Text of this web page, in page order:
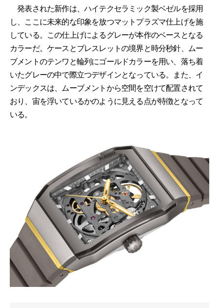
発表された新作は、ハイテクセラミック製ベゼルを採用
し、ここに未来的な印象を放つマットプラズマ仕上げを施
している。この仕上げによるグレーが本作のベースとなる
カラーだ。ケースとブレスレットの境界と時分秒針、ムー
ブメントのテンワと輪列にゴールドカラーを用い、落ち着
いたグレーの中で際立つデザインとなっている。また、イ
ンデックスは、ムーブメントから空間を空けて配置されて
おり、宙を浮いているかのように見える点が特徴となって
いる。